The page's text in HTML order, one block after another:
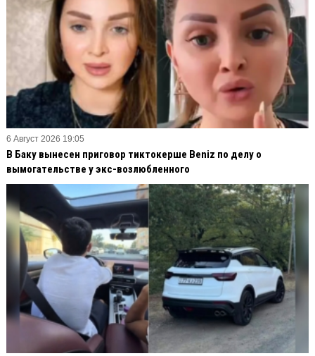
6 Август 2026 19:05
В Баку вынесен приговор тиктокерше Beniz по делу о
вымогательстве у экс-возлюбленного